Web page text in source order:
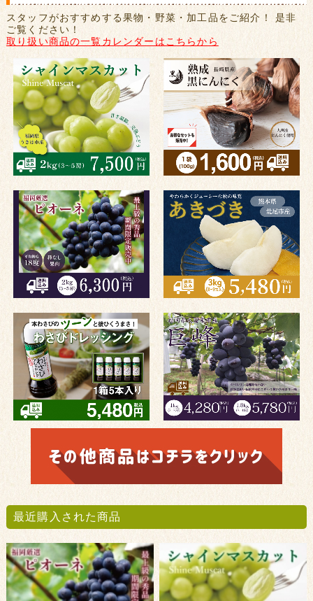
スタッフがおすすめする果物・野菜・加工品をご紹介！ 是非
ご覧ください！
取り扱い商品の一覧カレンダーはこちらから
最近購入された商品